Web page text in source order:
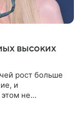
высоких
рост больше
и
не